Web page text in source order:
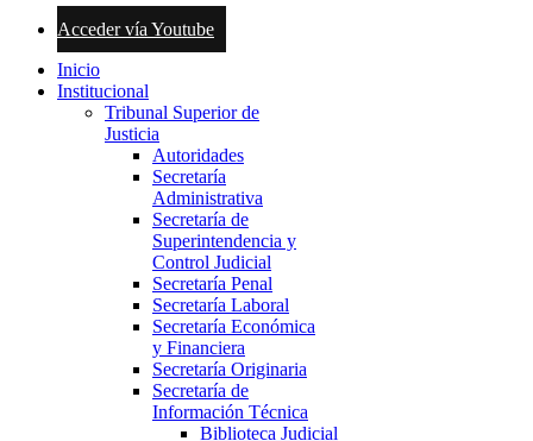
Acceder vía Youtube
Inicio
Institucional
Tribunal Superior de
Justicia
Autoridades
Secretaría
Administrativa
Secretaría de
Superintendencia y
Control Judicial
Secretaría Penal
Secretaría Laboral
Secretaría Económica
y Financiera
Secretaría Originaria
Secretaría de
Información Técnica
Biblioteca Judicial